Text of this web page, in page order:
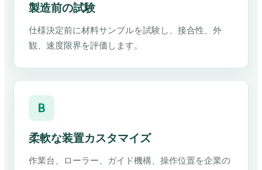
製造前の試験
仕様決定前に材料サンプルを試験し、接合性、外
観、速度限界を評価します。
B
柔軟な装置カスタマイズ
作業台、ローラー、ガイド機構、操作位置を企業の